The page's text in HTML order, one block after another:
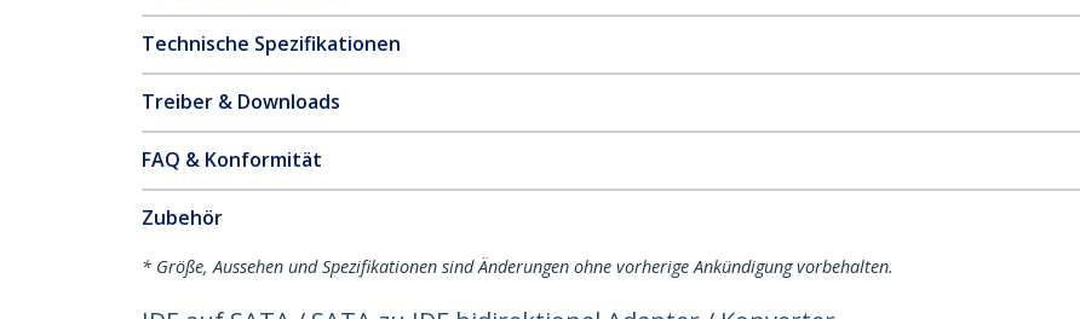
Technische Spezifikationen
Treiber & Downloads
FAQ & Konformität
Zubehör
* Größe, Aussehen und Spezifikationen sind Änderungen ohne vorherige Ankündigung vorbehalten.